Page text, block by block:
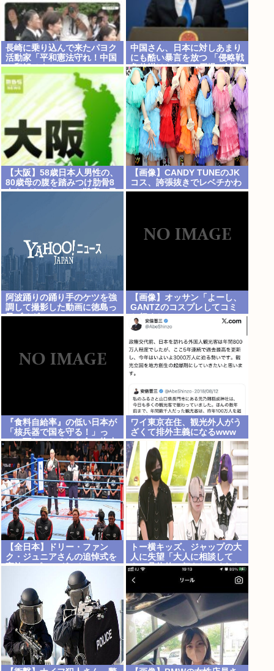
長崎に乗り込んで来たパヨク
活動家「平和憲法守れ！中国
と和解せよ！」
中国さん、日本に対しあまり
にも酷い暴言を放つ 「侵略戦
争仕掛けたくせに原爆で被害
者ビジネスするな」
【大阪】58歳日本人男性の、
80歳母の腹を踏みつけ肋骨8
本をバキバキにして殺害。子
【画像】CANDY TUNEのJK
コス、誇張抜きでレベチかわ
いいwww
阿波踊りの踊り手のケツを強
調して撮影した動画に徳島っ
子ブチギレ
【画像】オッサン「よーし、
GANTZのコスプレしてコミ
ケ行くかー」
『食料自給率』の低い日本が
「核兵器で国を守る！」っ
て、頭おかしくね？食べ物止
められたら終わりじゃん
ワイ東京在住、観光外人がう
ざくて排外主義になるwww
【全日本】ドリー・ファン
ク・ジュニアさんの追悼式を
実施 スピニング・トー・ホー
トー横キッズ、ジャップの大
人に失望「大人に相談して
も、具体的に何もしてくれな
い。結果的に傷つく。福祉は